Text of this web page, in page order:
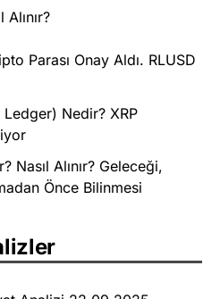
Parası Onay Aldı. RLUSD
Nedir? XRP
Nasıl Alınır? Geleceği,
Önce Bilinmesi